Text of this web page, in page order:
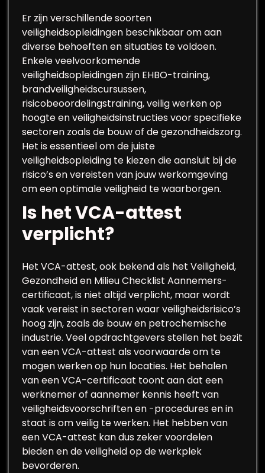
Er zijn verschillende soorten
veiligheidsopleidingen beschikbaar om aan
diverse behoeften en situaties te voldoen.
Enkele veelvoorkomende
veiligheidsopleidingen zijn EHBO-training,
brandveiligheidscursussen,
risicobeoordelingstraining, veilig werken op
hoogte en veiligheidsinstructies voor specifieke
sectoren zoals de bouw of de gezondheidszorg.
Het is essentieel om de juiste
veiligheidsopleiding te kiezen die aansluit bij de
risico’s en vereisten van jouw werkomgeving
om een optimale veiligheid te waarborgen.
Is het VCA-attest
verplicht?
Het VCA-attest, ook bekend als het Veiligheid,
Gezondheid en Milieu Checklist Aannemers-
certificaat, is niet altijd verplicht, maar wordt
vaak vereist in sectoren waar veiligheidsrisico’s
hoog zijn, zoals de bouw en petrochemische
industrie. Veel opdrachtgevers stellen het bezit
van een VCA-attest als voorwaarde om te
mogen werken op hun locaties. Het behalen
van een VCA-certificaat toont aan dat een
werknemer of aannemer kennis heeft van
veiligheidsvoorschriften en -procedures en in
staat is om veilig te werken. Het hebben van
een VCA-attest kan dus zeker voordelen
bieden en de veiligheid op de werkplek
bevorderen.